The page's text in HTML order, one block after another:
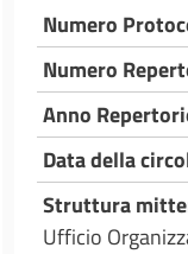
Numero
Numero
Anno
Data della
Struttura
Ufficio